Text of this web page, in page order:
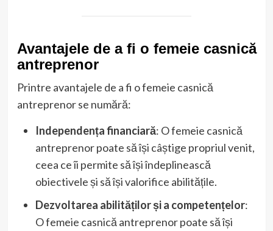
Avantajele de a fi o femeie casnică
antreprenor
Printre avantajele de a fi o femeie casnică
antreprenor se numără:
Independența financiară: O femeie casnică
antreprenor poate să își câștige propriul venit,
ceea ce îi permite să își îndeplinească
obiectivele și să își valorifice abilitățile.
Dezvoltarea abilităților și a competențelor:
O femeie casnică antreprenor poate să își